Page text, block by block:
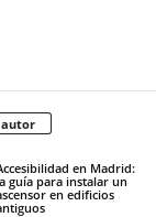
autor
en Madrid:
guía para instalar un
en edificios